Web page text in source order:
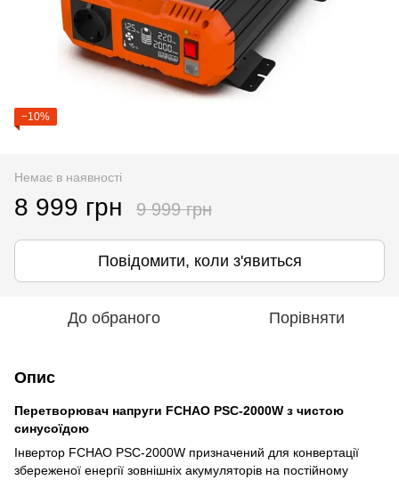
−10%
Немає в наявності
8 999 грн 9 999 грн
Повідомити, коли з'явиться
До обраного Порівняти
Опис
Перетворювач напруги FCHAO PSC-2000W з чистою
синусоїдою
Інвертор FCHAO PSC-2000W призначений для конвертації
збереженої енергії зовнішніх акумуляторів на постійному